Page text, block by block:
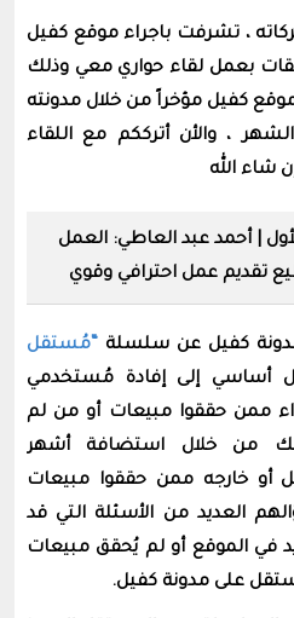
، تشرفت باجراء موقع كفيل
بعمل لقاء حواري معي وذلك
كفيل مؤخراً من خلال مدونته
، والأن أترككم مع اللقاء
شاء الله
| أحمد عبد العاطي: العمل
تقديم عمل احترافي وقوي
مدونة كفيل عن سلسلة
“مُستقل
أساسي إلى إفادة مُستخدمي
ممن حققوا مبيعات أو من لم
من خلال استضافة أشهر
أو خارجه ممن حققوا مبيعات
العديد من الأسئلة التي قد
الموقع أو لم يُحقق مبيعات
على مدونة كفيل.